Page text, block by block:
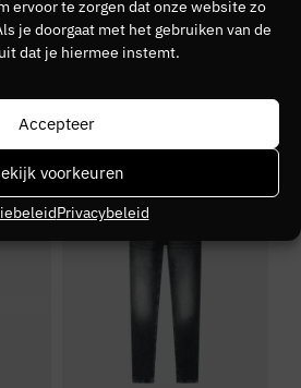
ervoor te zorgen dat onze website zo
je doorgaat met het gebruiken van de
dat je hiermee instemt.
Accepteer
voorkeuren
Privacybeleid
SALE